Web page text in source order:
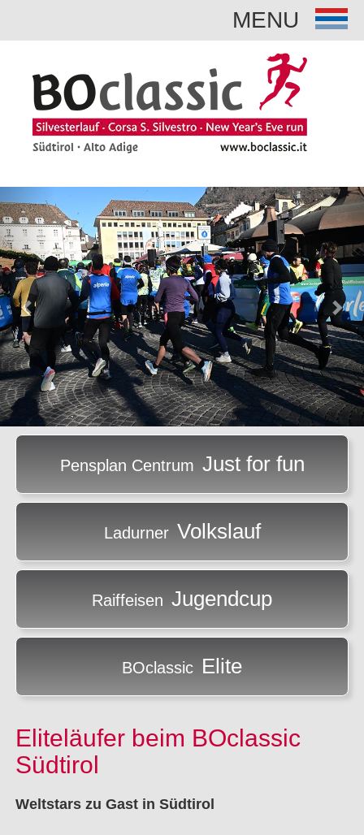
MENU
Previous
Pensplan Centrum Just for fun
Ladurner Volkslauf
Raiffeisen Jugendcup
BOclassic Elite
Eliteläufer beim BOclassic
Südtirol
Weltstars zu Gast in Südtirol